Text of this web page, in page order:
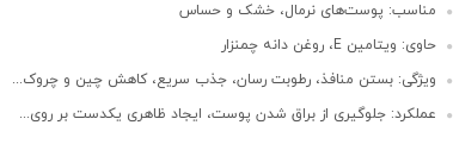
مناسب: پوست‌های نرمال، خشک و حساس
حاوی: ویتامین E، روغن دانه چمنزار
ویژگی: بستن منافذ، رطوبت رسان، جذب سریع، کاهش چین و چروک...
عملکرد: جلوگیری از براق شدن پوست، ایجاد ظاهری یکدست بر روی...